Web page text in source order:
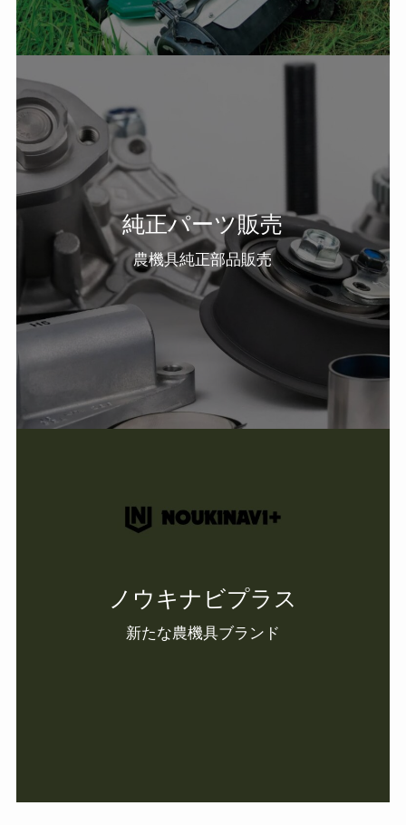
純正パーツ販売
農機具純正部品販売
ノウキナビプラス
新たな農機具ブランド